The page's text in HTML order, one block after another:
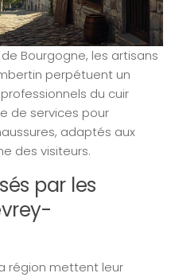
Bourgogne, les artisans
perpétuent un
du cuir
de services pour
adaptés aux
des visiteurs.
par les
région mettent leur